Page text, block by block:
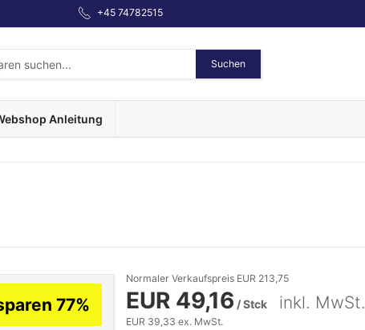
+45 74782515
Suchen
Anleitung
77%
Normaler Verkaufspreis EUR 213,75
EUR 49,16 / Stck inkl. MwSt.
EUR 39,33 ex. MwSt.